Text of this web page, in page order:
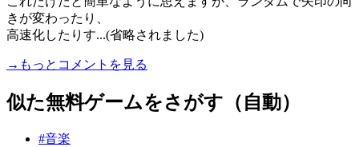
きが変わったり、
高速化したりす...(省略されました)
→もっとコメントを見る
似た無料ゲームをさがす（自動）
#音楽